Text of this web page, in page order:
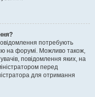
потребують
на форумі. Можливо також,
повідомлення яких, на
перед
для отримання